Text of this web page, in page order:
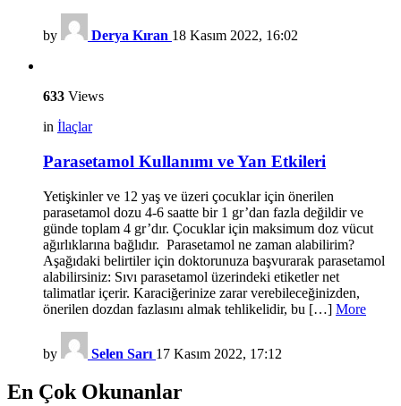
by Derya Kıran 18 Kasım 2022, 16:02
633 Views
in İlaçlar
Parasetamol Kullanımı ve Yan Etkileri
Yetişkinler ve 12 yaş ve üzeri çocuklar için önerilen
parasetamol dozu 4-6 saatte bir 1 gr’dan fazla değildir ve
günde toplam 4 gr’dır. Çocuklar için maksimum doz vücut
ağırlıklarına bağlıdır. Parasetamol ne zaman alabilirim?
Aşağıdaki belirtiler için doktorunuza başvurarak parasetamol
alabilirsiniz: Sıvı parasetamol üzerindeki etiketler net
talimatlar içerir. Karaciğerinize zarar verebileceğinizden,
önerilen dozdan fazlasını almak tehlikelidir, bu […] More
by Selen Sarı 17 Kasım 2022, 17:12
En Çok Okunanlar